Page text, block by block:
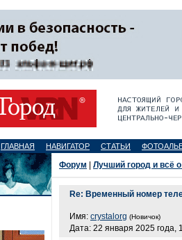
ГЛАВНАЯ НАВИГАТОР СТАТЬИ
Форум Лучший город и всё
Re: Временный номер
Имя: crystalorg (Новичок)
Дата: 22 января 2025 года,